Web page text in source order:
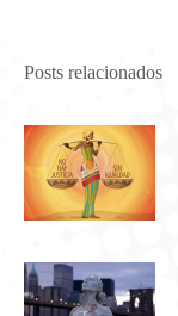
Posts relacionados